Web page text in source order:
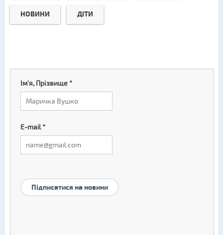
НОВИНИ ДІТИ
Ім'я, Прізвище*
E-mail*
Підписатися на новини